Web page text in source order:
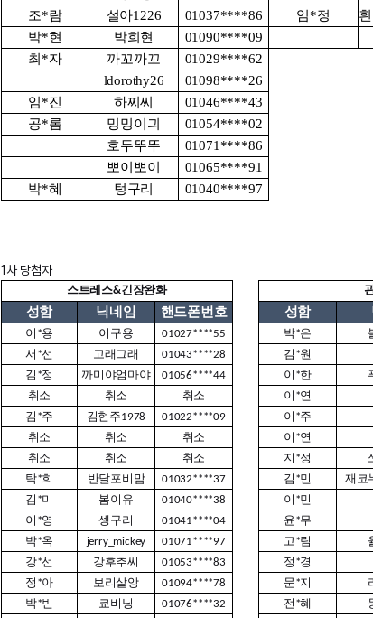
조*람
설아1226 01037****86 임*정
박*현
박희현 01090****09
최*자
까꼬까꼬 01029****62
ldorothy26
01098****26
임*진
하찌씨
01046****43
공*롬
밍밍이긔
01054****02
호두뚜뚜
01071****86
뽀이뽀이
01065****91
박*혜
텅구리 01040****97
1차 당첨자
스트레스&긴장완화
성함 닉네임 핸드폰번호 성함
이*용 이구용 01027****55 박*은
서*선
고래그래 01043****28 김*원
김*정
까미야엄마야 01056****44 이*한
취소
취소 취소 이*연
김*주
김현주1978 01022****09 이*주
취소
취소 취소 이*연
취소
취소 취소 지*정
탁*희
반달포비맘 01032****37 김*민 재코
김*미
봄이유 01040****38 이*민
이*영
셍구리 01041****04 윤*무
박*옥
jerry_mickey 01071****97 고*림
강*선
강후추씨 01053****83 정*경
정*아
보리살앙 01094****78 문*지
박*빈
쿄비닝 01076****32 전*혜